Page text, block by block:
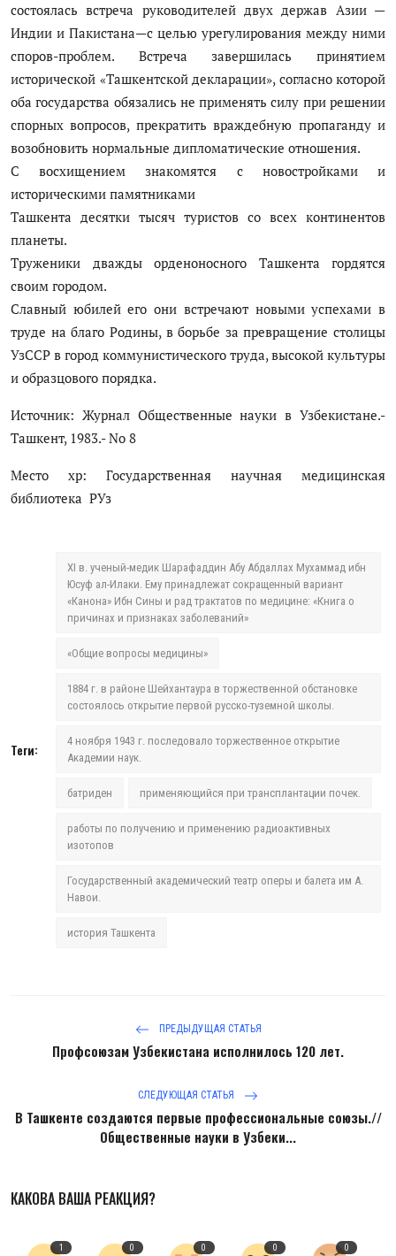
состоялась встреча руководителей двух держав Азии —
Индии и Пакистана—с целью урегулирования между ними
споров-проблем. Встреча завершилась принятием
исторической «Ташкентской декларации», согласно которой
оба государства обязались не применять силу при решении
спорных вопросов, прекратить враждебную пропаганду и
возобновить нормальные дипломатические отношения.
С восхищением знакомятся с новостройками и
историческими памятниками
Ташкента десятки тысяч туристов со всех континентов
планеты.
Труженики дважды орденоносного Ташкента гордятся
своим городом.
Славный юбилей его они встречают новыми успехами в
труде на благо Родины, в борьбе за превращение столицы
УзССР в город коммунистического труда, высокой культуры
и образцового порядка.
Источник: Журнал Общественные науки в Узбекистане.-
Ташкент, 1983.- No 8
Место хр: Государственная научная медицинская
библиотека РУз
Теги:
XI в. ученый-медик Шарафаддин Абу Абдаллах Мухаммад ибн
Юсуф ал-Илаки. Ему принадлежат сокращенный вариант
«Канона» Ибн Сины и рад трактатов по медицине: «Книга о
причинах и признаках заболеваний»
«Общие вопросы медицины»
1884 г. в районе Шейхантаура в торжественной обстановке
состоялось открытие первой русско-туземной школы.
4 ноября 1943 г. последовало торжественное открытие
Академии наук.
батриден применяющийся при трансплантации почек.
работы по получению и применению радиоактивных
изотопов
Государственный академический театр оперы и балета им А.
Навои.
история Ташкента
ПРЕДЫДУЩАЯ СТАТЬЯ
Профсоюзам Узбекистана исполнилось 120 лет.
СЛЕДУЮЩАЯ СТАТЬЯ
В Ташкенте создаются первые профессиональные союзы.//
Общественные науки в Узбеки...
КАКОВА ВАША РЕАКЦИЯ?
1 0 0 0 0